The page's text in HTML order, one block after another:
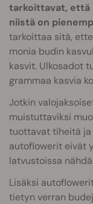
tarkoittavat, että
niistä on
tarkoittaa sitä,
monia budin
kasvit. Ulkosadot
grammaa kasvia
Jotkin
muistuttaviksi
tuottavat tiheitä ja
autoflowerit eivät
latvustoissa
Lisäksi
tietyn verran